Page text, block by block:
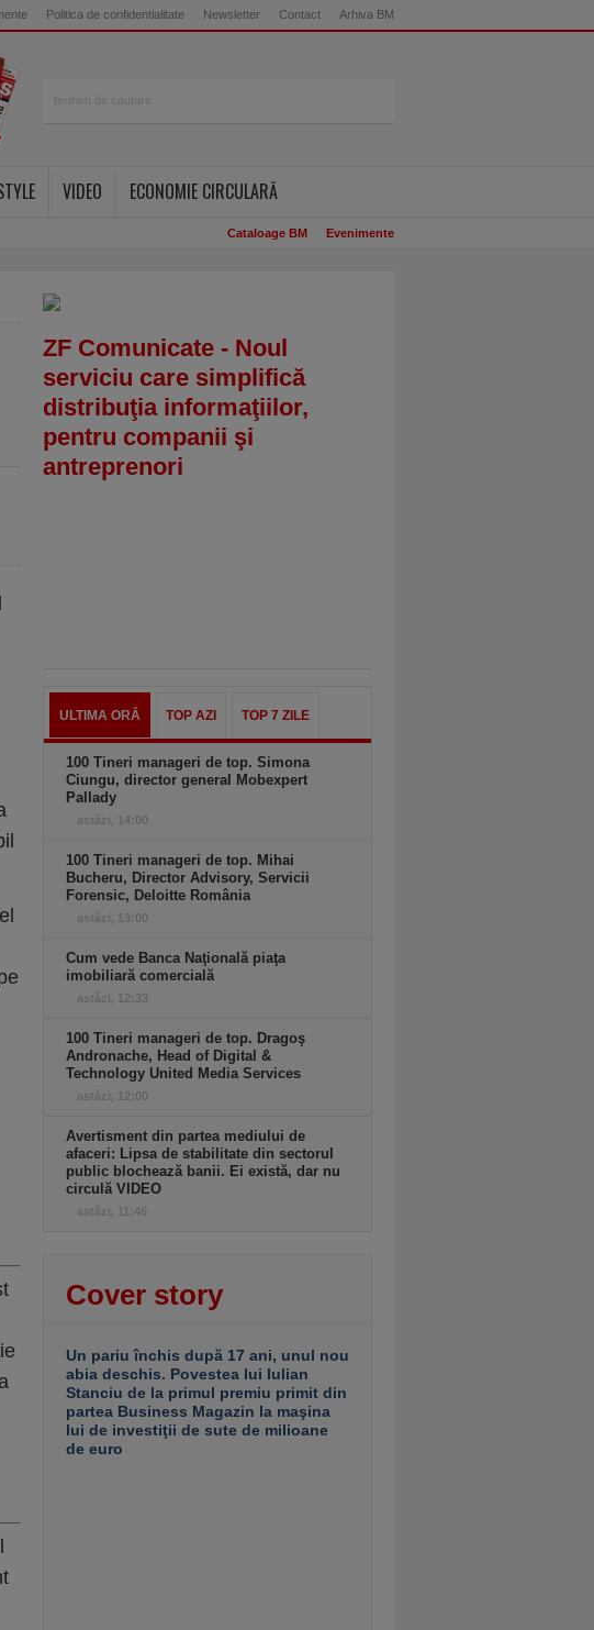
Politica de confidentialitate Newsletter Contact Arhiva BM
VIDEO
ECONOMIE CIRCULARĂ
Cataloage BM Evenimente
ZF Comunicate - Noul
serviciu care simplifică
distribuţia informaţiilor,
pentru companii şi
antreprenori
ULTIMA ORĂ TOP AZI TOP 7 ZILE
100 Tineri manageri de top. Simona
Ciungu, director general Mobexpert
Pallady
astăzi, 14:00
100 Tineri manageri de top. Mihai
Bucheru, Director Advisory, Servicii
Forensic, Deloitte România
astăzi, 13:00
Cum vede Banca Naţională piaţa
imobiliară comercială
astăzi, 12:33
100 Tineri manageri de top. Dragoş
Andronache, Head of Digital &
Technology United Media Services
astăzi, 12:00
Avertisment din partea mediului de
afaceri: Lipsa de stabilitate din sectorul
public blochează banii. Ei există, dar nu
circulă VIDEO
astăzi, 11:46
Cover story
Un pariu închis după 17 ani, unul nou
abia deschis. Povestea lui Iulian
Stanciu de la primul premiu primit din
partea Business Magazin la maşina
lui de investiţii de sute de milioane
de euro